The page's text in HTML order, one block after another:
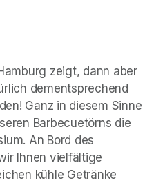
zeigt, dann aber
dementsprechend
Ganz in diesem Sinne
Barbecuetörns die
An Bord des
Ihnen vielfältige
kühle Getränke